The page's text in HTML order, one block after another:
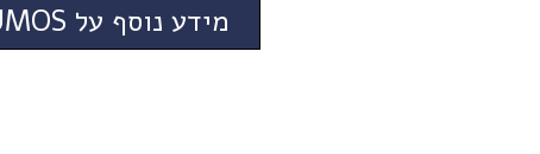
מידע נוסף על LUMOS